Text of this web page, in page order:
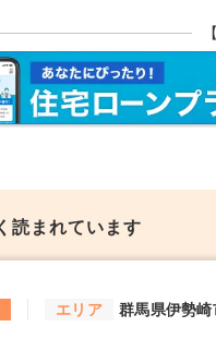
者 → ご主人のまま
主人
めたら → 住んでいても
と言えば → 原則は止
あった場合 → 相続の話
読まれています
エリア 群馬県伊勢崎